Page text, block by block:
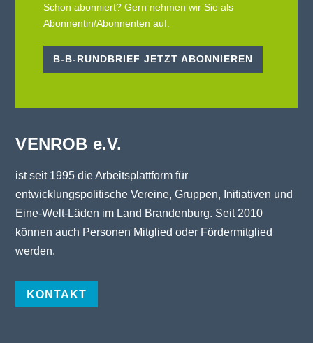
Schon abonniert? Gern nehmen wir Sie als
Abonnentin/Abonnenten auf.
B-B-RUNDBRIEF JETZT ABONNIEREN
VENROB e.V.
ist seit 1995 die Arbeitsplattform für
entwicklungspolitische Vereine, Gruppen, Initiativen und
Eine-Welt-Läden im Land Brandenburg. Seit 2010
können auch Personen Mitglied oder Fördermitglied
werden.
KONTAKT